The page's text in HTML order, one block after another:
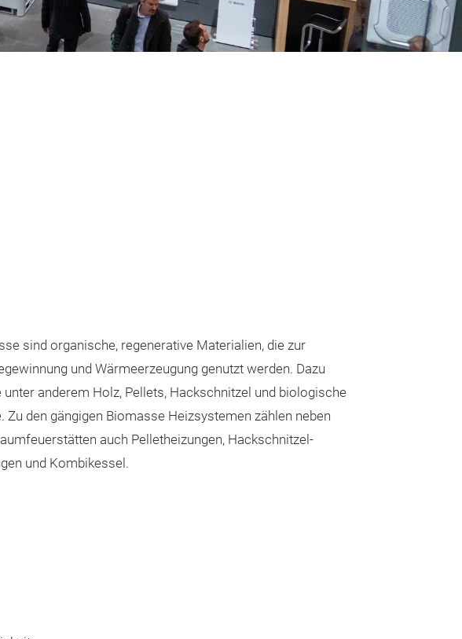
sind organische, regenerative Materialien, die zur
und Wärmeerzeugung genutzt werden. Dazu
unter anderem Holz, Pellets, Hackschnitzel und biologische
Zu den gängigen Biomasse Heizsystemen zählen neben
auch Pelletheizungen, Hackschnitzel-
und Kombikessel.